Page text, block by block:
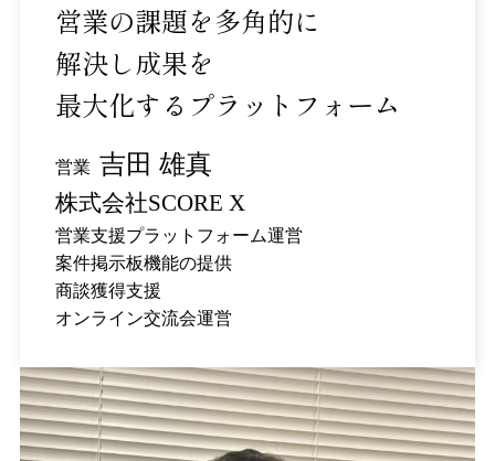
営業の課題を多角的に
解決し成果を
最大化するプラットフォーム
営業 吉田 雄真
株式会社SCORE X
営業支援プラットフォーム運営
案件掲示板機能の提供
商談獲得支援
オンライン交流会運営